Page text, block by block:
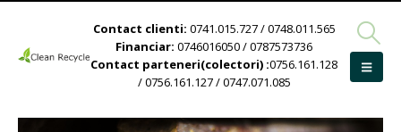
Contact clienti: 0741.015.727 / 0748.011.565
Financiar: 0746016050 / 0787573736
Contact parteneri(colectori) :0756.161.128
/ 0756.161.127 / 0747.071.085